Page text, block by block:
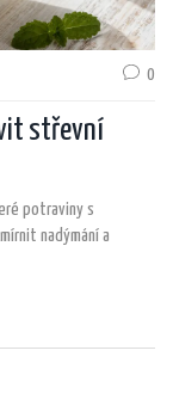
0
střevní
potraviny s
nadýmání a